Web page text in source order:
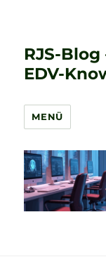
RJS-Blog
EDV-
MENÜ